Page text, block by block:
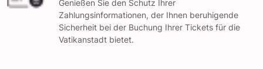
Genießen Sie den Schutz Ihrer
Zahlungsinformationen, der Ihnen beruhigende
Sicherheit bei der Buchung Ihrer Tickets für die
Vatikanstadt bietet.